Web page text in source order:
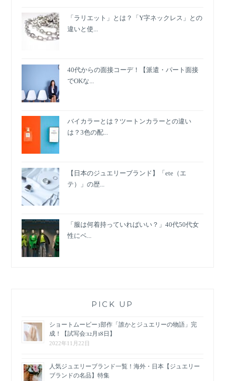
「ラリエット」とは？「Y字ネックレス」との
違いと使...
40代からの面接コーデ！【派遣・パート面接
でOKな...
バイカラーとは？ツートンカラーとの違い
は？3色の配...
【日本のジュエリーブランド】「ete（エ
テ）」の歴...
「服は何着持っていればいい？」40代50代女
性にベ...
PICK UP
ショートムービー3部作「誰かとジュエリーの物語」完
成！【試写会:12月18日】
2022年11月22日
人気ジュエリーブランド一覧！海外・日本【ジュエリー
ブランドの名品】特集